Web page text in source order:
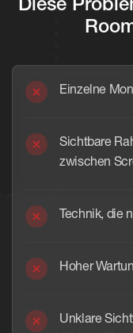
Diese
Einzelne
Sichtbare
zwischen
Technik, die
Hoher
Unklare